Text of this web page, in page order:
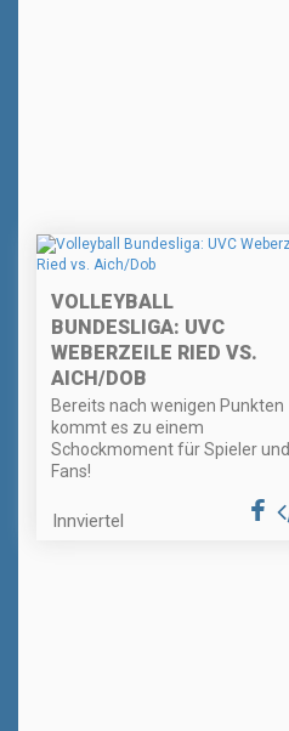
VOLLEYBALL
BUNDESLIGA: UVC
WEBERZEILE RIED VS.
AICH/DOB
Bereits nach wenigen Punkten
kommt es zu einem
Schockmoment für Spieler und
Fans!
Innviertel